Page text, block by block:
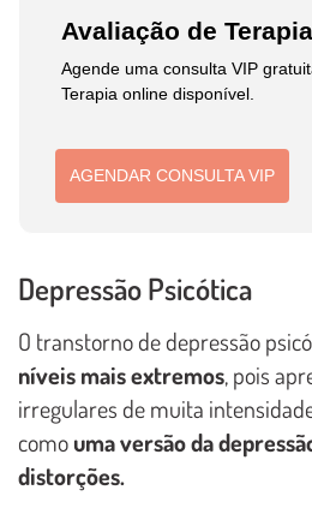
Avaliação de
Agende uma consulta VIP
Terapia online disponível.
AGENDAR CONSULTA VIP
Depressão Psicótica
O transtorno de depressão
níveis mais extremos, pois
irregulares de muita
comouma versão da
distorções.